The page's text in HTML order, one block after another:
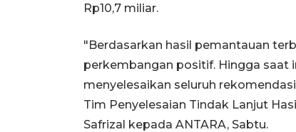
Rp10,7 miliar.
"Berdasarkan hasil pemantauan
perkembangan positif. Hingga saat
menyelesaikan seluruh
Tim Penyelesaian Tindak Lanjut
Safrizal kepada ANTARA, Sabtu.